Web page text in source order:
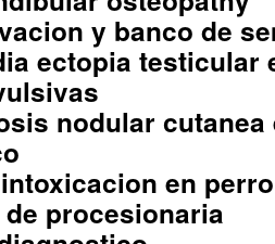
y banco de
ectopia testicular
nodular cutanea
en
procesionaria